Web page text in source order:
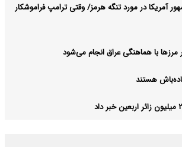
در مورد تنگه هرمز/ وقتی ترامپ فراموشکار
با هماهنگی عراق انجام می‌شود
هستند